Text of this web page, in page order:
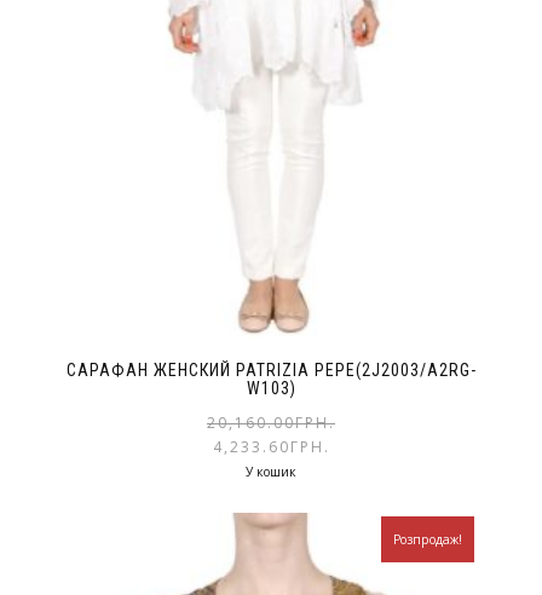
САРАФАН ЖЕНСКИЙ PATRIZIA PEPE(2J2003/A2RG-
W103)
20,160.00ГРН.
4,233.60ГРН.
У кошик
Розпродаж!